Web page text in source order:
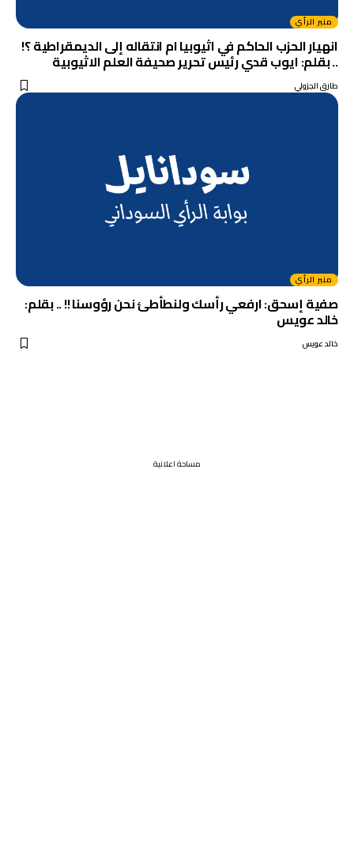
منبر الرأي
انهيار الحزب الحاكم في اثيوبيا ام انتقاله إلى الديمقراطية ؟!
.. بقلم: ايوب قدي رئيس تحرير صحيفة العلم اﻻثيوبية
طارق الجزولي
منبر الرأي
صفية إسحق: ارفعي رأسك ولنطأطئ نحن رؤوسنا !! .. بقلم:
خالد عويس
خالد عويس
مساحة اعلانية